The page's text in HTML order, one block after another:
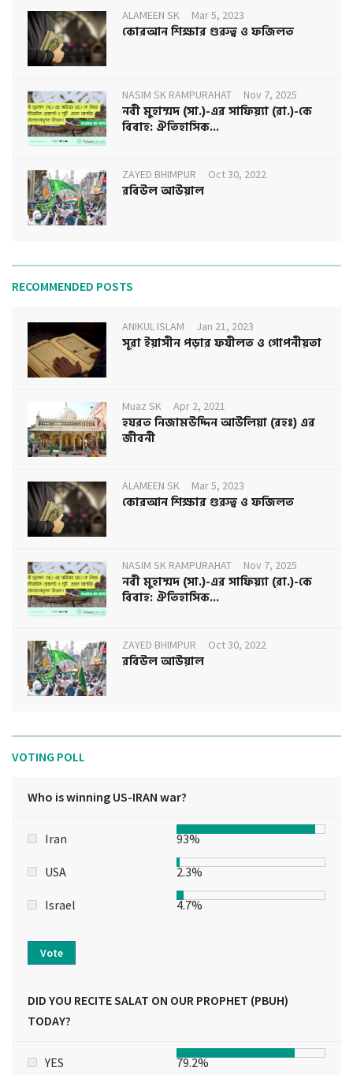
ALAMEEN SK Mar 5, 2023
কোরআন শিক্ষার গুরুত্ব ও ফজিলত
NASIM SK RAMPURAHAT Nov 7, 2025
নবী মুহাম্মদ (সা.)-এর সাফিয়্যা (রা.)-কে
বিবাহ: ঐতিহাসিক...
ZAYED BHIMPUR Oct 30, 2022
রবিউল আউয়াল
RECOMMENDED POSTS
ANIKUL ISLAM Jan 21, 2023
সূরা ইয়াসীন পড়ার ফযীলত ও গোপনীয়তা
Muaz SK Apr 2, 2021
হযরত নিজামউদ্দিন আউলিয়া (রহঃ) এর
জীবনী
ALAMEEN SK Mar 5, 2023
কোরআন শিক্ষার গুরুত্ব ও ফজিলত
NASIM SK RAMPURAHAT Nov 7, 2025
নবী মুহাম্মদ (সা.)-এর সাফিয়্যা (রা.)-কে
বিবাহ: ঐতিহাসিক...
ZAYED BHIMPUR Oct 30, 2022
রবিউল আউয়াল
VOTING POLL
Who is winning US-IRAN war?
Iran 93%
USA 2.3%
Israel 4.7%
Vote
DID YOU RECITE SALAT ON OUR PROPHET (PBUH)
TODAY?
YES 79.2%